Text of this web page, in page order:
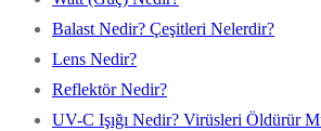
Balast Nedir? Çeşitleri Nelerdir?
Lens Nedir?
Reflektör Nedir?
UV-C Işığı Nedir? Virüsleri Öldürür